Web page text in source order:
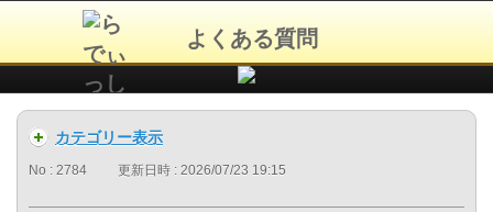
よくある質問
カテゴリー表示
No : 2784 更新日時 : 2026/07/23 19:15